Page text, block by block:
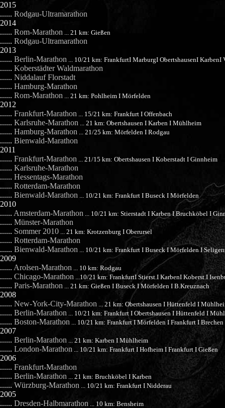
2015
...... Rodgau-Ultramarathon
2014
...... Rom-Marathon ... 21 km: Gießen
...... Rodgau-Ultramarathon
2013
...... Berlin-Marathon ... 10/21 km: FrankfurtI MarburgI ObertshausenI KarbenI
...... Koberstädter Waldmarathon
...... Niddalauf Florstadt
...... Hamburg-Marathon
...... Rom-Marathon ... 21 km: Pohlheim I Mörfelden
2012
...... Frankfurt-Marathon ... 15/21 km: Frankfurt I Offenbach
...... Karlsruhe-Marathon ... 21 km: Obertshausen I Karben I Mühlheim
...... Hamburg-Marathon ... 21/25 km: Mörfelden I Rodgau
...... Bienwald-Marathon
2011
...... Frankfurt-Marathon ... 21/15 km: Obertshausen I Koberstadt I Ginnheim
...... Karlsruhe-Marathon
...... Hessentags-Marathon
...... Rotterdam-Marathon
...... Bienwald-Marathon ... 10/21 km: Frankfurt I Buseck I Mörfelden
2010
...... Amsterdam-Marathon ... 10/21 km: Stierstadt I Karben I Bruchköbel I
...... Münster-Marathon
...... Sommer 2010 ... 21 km: Krotzenburg I Oberursel
...... Rotterdam-Marathon
...... Bienwald-Marathon ... 10/21 km: Frankfurt I Buseck I Mörfelden I
2009
...... Arolsen-Marathon ... 10 km: Rodgau
...... Chicago-Marathon ...10/21 km: FrankfurtI Stierst.I KarbenI Koberst.I
...... Paris-Marathon ... 21 km: Gießen I Buseck I Mörfelden I B.Kreuznach
2008
...... New-York-City-Marathon ... 21 km: Obertshausen I Hüttenfeld I
...... Berlin-Marathon ... 10/21 km: Frankfurt I Obertshausen I Hüttenfeld I
...... Boston-Marathon ... 10/21 km: Frankfurt I Mörfelden I Frankfurt I Brechen
2007
...... Berlin-Marathon ... 21 km: Karben I Mühlheim
...... London-Marathon ... 10/21 km: Frankfurt I Hofheim I Frankfurt I Gießen
2006
...... Frankfurt-Marathon
...... Berlin-Marathon ... 21 km: Bruchköbel I Karben
...... Würzburg-Marathon ... 10/21 km: Frankfurt I Nidderau
2005
...... Dresden-Halbmarathon ... 10 km: Bensheim